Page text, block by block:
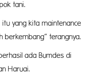
tani.
yang kita maintenance
berkembang” terangnya.
ada Bumdes di
Haruai.